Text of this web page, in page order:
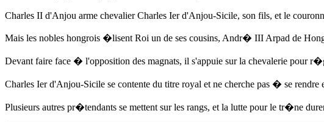
Charles II d'Anjou arme chevalier Charles Ier d'Anjou-Sicile, son fils, et le
Mais les nobles hongrois �lisent Roi un de ses cousins, Andr� III Arpad de
Devant faire face � l'opposition des magnats, il s'appuie sur la chevalerie pour
Charles Ier d'Anjou-Sicile se contente du titre royal et ne cherche pas � se
Plusieurs autres pr�tendants se mettent sur les rangs, et la lutte pour le tr�ne